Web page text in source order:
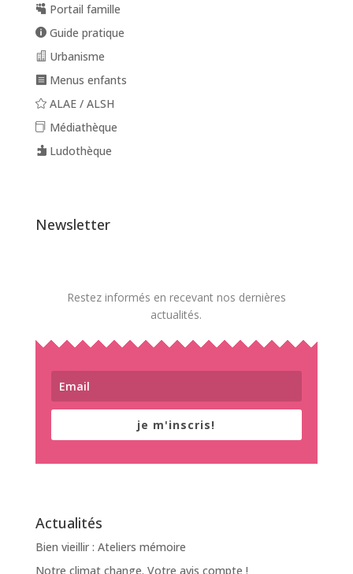
Portail famille
Guide pratique
Urbanisme
Menus enfants
ALAE / ALSH
Médiathèque
Ludothèque
Newsletter
Restez informés en recevant nos dernières
actualités.
je m'inscris!
Actualités
Bien vieillir : Ateliers mémoire
Notre climat change. Votre avis compte !